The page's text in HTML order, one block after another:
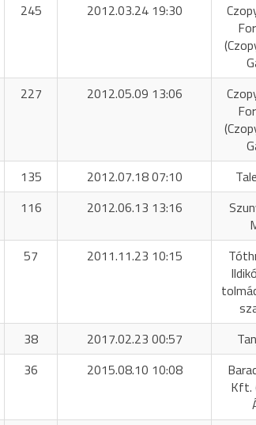
245 2012.03.24 19:30
227 2012.05.09 13:06
135 2012.07.18 07:10
116 2012.06.13 13:16
57 2011.11.23 10:15
38 2017.02.23 00:57
36 2015.08.10 10:08
Kft.